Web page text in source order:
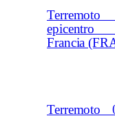
epicentro
Francia
Terremoto